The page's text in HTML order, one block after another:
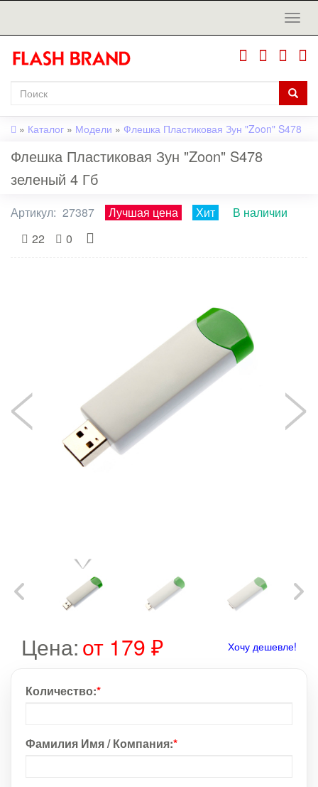
» Каталог » Модели » Флешка Пластиковая Зун "Zoon" S478
Флешка Пластиковая Зун "Zoon" S478
зеленый 4 Гб
Артикул: 27387 Лучшая цена Хит
В наличии
22
0
Цена:от 179 ₽ Хочу дешевле!
Количество:*
Фамилия Имя / Компания:*